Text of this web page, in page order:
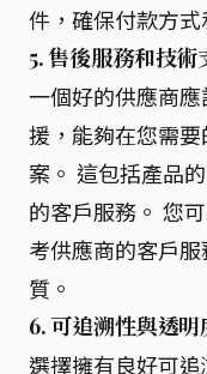
件，確保付款方
5. 售後服務和技術
一個好的供應商
援，能夠在您需
案。 這包括產品
的客戶服務。 您
考供應商的客戶
質。
6. 可追溯性與透明
選擇擁有良好可